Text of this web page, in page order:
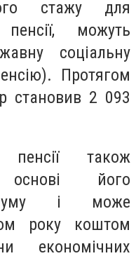
стажу для
можуть
соціальну
Протягом
становив 2 093
пенсії також
його
і може
року коштом
економічних